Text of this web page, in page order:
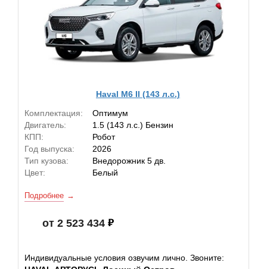
Haval M6 II (143 л.с.)
Комплектация:
Оптимум
Двигатель:
1.5 (143 л.с.) Бензин
КПП:
Робот
Год выпуска:
2026
Тип кузова:
Внедорожник 5 дв.
Цвет:
Белый
Подробнее
от 2 523 434
Индивидуальные условия озвучим лично. Звоните: